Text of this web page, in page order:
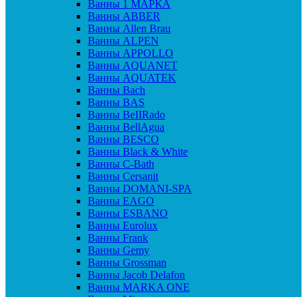
Ванны 1 МАРКА
Ванны ABBER
Ванны Allen Brau
Ванны ALPEN
Ванны APPOLLO
Ванны AQUANET
Ванны AQUATEK
Ванны Bach
Ванны BAS
Ванны BeIIRado
Ванны BellAgua
Ванны BESCO
Ванны Black & White
Ванны C-Bath
Ванны Cersanit
Ванны DOMANI-SPA
Ванны EAGO
Ванны ESBANO
Ванны Eurolux
Ванны Frank
Ванны Gemy
Ванны Grossman
Ванны Jacob Delafon
Ванны MARKA ONE